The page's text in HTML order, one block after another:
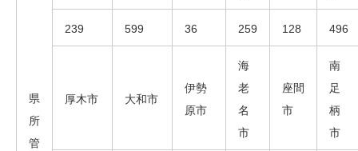
県
所
管
239 599 36 259 128 496
厚木市 大和市
伊勢
原市
海
老
名
市
座間
市
南
足
柄
市